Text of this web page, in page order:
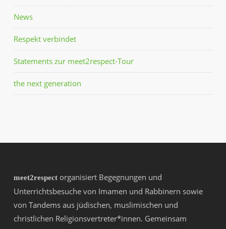
News
Respekt verbindet
Statements zur meet2respect-Tour
the next generation
meet2respectorganisiert Begegnungen und
Unterrichtsbesuche von Imamen und Rabbinern sowie
von Tandems aus jüdischen, muslimischen und
christlichen Religionsvertreter*innen. Gemeinsam